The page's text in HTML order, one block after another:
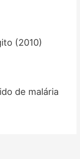
(2010)
de malária